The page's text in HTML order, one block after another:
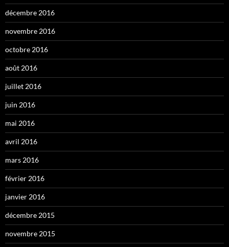
décembre 2016
novembre 2016
octobre 2016
août 2016
juillet 2016
juin 2016
mai 2016
avril 2016
mars 2016
février 2016
janvier 2016
décembre 2015
novembre 2015